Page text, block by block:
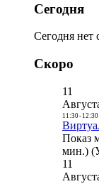
Сегодня
Сегодня нет
Скоро
11
11:30- 12:30
Показ
мин.)
11